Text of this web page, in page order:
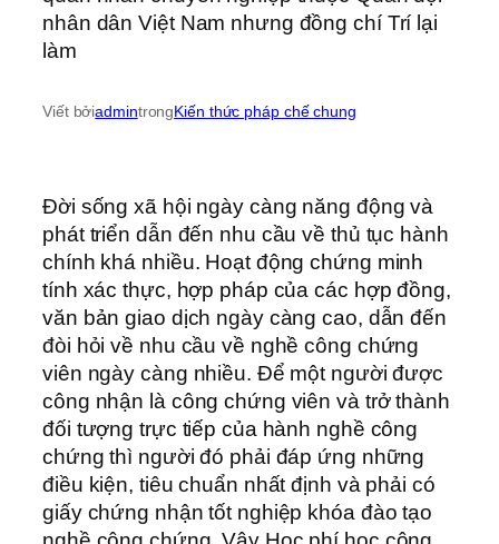
Viết bởiadmintrongKiến thức pháp chế chung
Đời sống xã hội ngày càng năng động và
phát triển dẫn đến nhu cầu về thủ tục hành
chính khá nhiều. Hoạt động chứng minh
tính xác thực, hợp pháp của các hợp đồng,
văn bản giao dịch ngày càng cao, dẫn đến
đòi hỏi về nhu cầu về nghề công chứng
viên ngày càng nhiều. Để một người được
công nhận là công chứng viên và trở thành
đối tượng trực tiếp của hành nghề công
chứng thì người đó phải đáp ứng những
điều kiện, tiêu chuẩn nhất định và phải có
giấy chứng nhận tốt nghiệp khóa đào tạo